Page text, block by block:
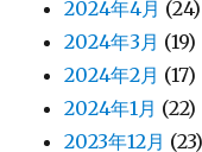
2024年4月 (24)
2024年3月 (19)
2024年2月 (17)
2024年1月 (22)
2023年12月 (23)